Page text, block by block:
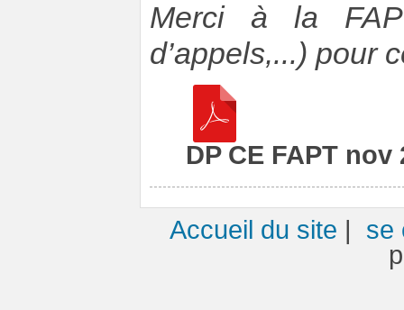
Merci à la
d’appels,...) pour
DP CE FAPT nov
Accueil du site
se